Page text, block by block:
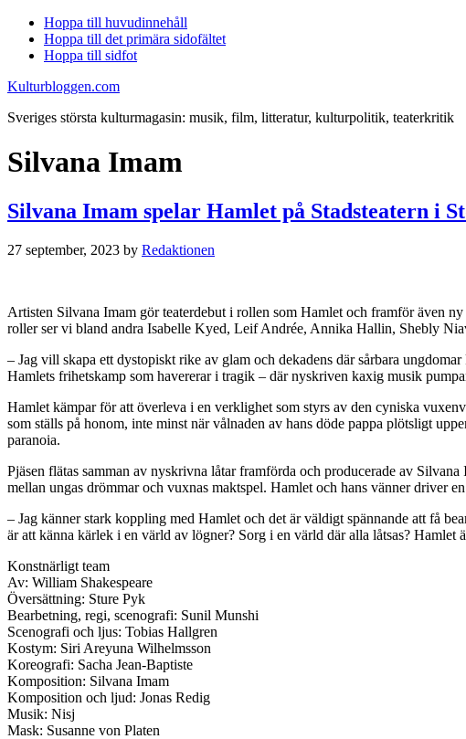
Hoppa till huvudinnehåll
Hoppa till det primära sidofältet
Hoppa till sidfot
Kulturbloggen.com
Sveriges största kulturmagasin: musik, film, litteratur, kulturpolitik, teaterkritik
Silvana Imam
Silvana Imam spelar Hamlet på Stadsteatern i
27 september, 2023 by Redaktionen
Artisten Silvana Imam gör teaterdebut i rollen som Hamlet och framför även
roller ser vi bland andra Isabelle Kyed, Leif Andrée, Annika Hallin, Shebly
– Jag vill skapa ett dystopiskt rike av glam och dekadens där sårbara
Hamlets frihetskamp som havererar i tragik – där nyskriven kaxig musik
Hamlet kämpar för att överleva i en verklighet som styrs av den cyniska
som ställs på honom, inte minst när vålnaden av hans döde pappa plötsligt
paranoia.
Pjäsen flätas samman av nyskrivna låtar framförda och producerade av
mellan ungas drömmar och vuxnas maktspel. Hamlet och hans vänner driver
– Jag känner stark koppling med Hamlet och det är väldigt spännande att få
är att känna kärlek i en värld av lögner? Sorg i en värld där alla låtsas?
Konstnärligt team
Av: William Shakespeare
Översättning: Sture Pyk
Bearbetning, regi, scenografi: Sunil Munshi
Scenografi och ljus: Tobias Hallgren
Kostym: Siri Areyuna Wilhelmsson
Koreografi: Sacha Jean-Baptiste
Komposition: Silvana Imam
Komposition och ljud: Jonas Redig
Musik: Nisj
Mask: Susanne von Platen